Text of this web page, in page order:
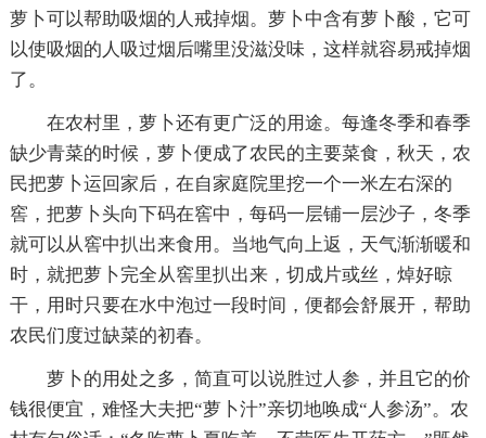
萝卜可以帮助吸烟的人戒掉烟。萝卜中含有萝卜酸，它可
以使吸烟的人吸过烟后嘴里没滋没味，这样就容易戒掉烟
了。
在农村里，萝卜还有更广泛的用途。每逢冬季和春季
缺少青菜的时候，萝卜便成了农民的主要菜食，秋天，农
民把萝卜运回家后，在自家庭院里挖一个一米左右深的
窖，把萝卜头向下码在窖中，每码一层铺一层沙子，冬季
就可以从窖中扒出来食用。当地气向上返，天气渐渐暖和
时，就把萝卜完全从窖里扒出来，切成片或丝，焯好晾
干，用时只要在水中泡过一段时间，便都会舒展开，帮助
农民们度过缺菜的初春。
萝卜的用处之多，简直可以说胜过人参，并且它的价
钱很便宜，难怪大夫把“萝卜汁”亲切地唤成“人参汤”。农